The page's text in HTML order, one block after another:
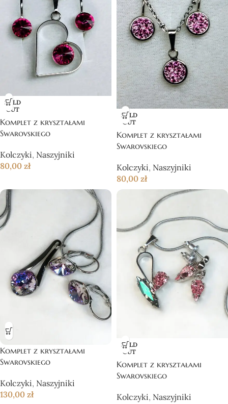
SOLD
OUT
Komplet z kryształami
Swarovskiego
Kolczyki, Naszyjniki
80,00 zł
SOLD
OUT
Komplet z kryształami
Swarovskiego
Kolczyki, Naszyjniki
80,00 zł
Komplet z kryształami
Swarovskiego
Kolczyki, Naszyjniki
130,00 zł
SOLD
OUT
Komplet z kryształami
Swarovskiego
Kolczyki, Naszyjniki